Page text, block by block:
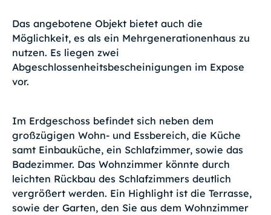
Das angebotene Objekt bietet auch die
Möglichkeit, es als ein Mehrgenerationenhaus zu
nutzen. Es liegen zwei
Abgeschlossenheitsbescheinigungen im Expose
vor.
Im Erdgeschoss befindet sich neben dem
großzügigen Wohn- und Essbereich, die Küche
samt Einbauküche, ein Schlafzimmer, sowie das
Badezimmer. Das Wohnzimmer könnte durch
leichten Rückbau des Schlafzimmers deutlich
vergrößert werden. Ein Highlight ist die Terrasse,
sowie der Garten, den Sie aus dem Wohnzimmer